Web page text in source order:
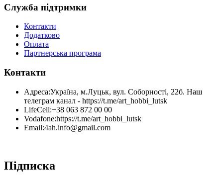
Служба підтримки
Контакти
Додатково
Оплата
Партнерська програма
Контакти
Адреса:Україна, м.Луцьк, вул. Соборності, 22б. Наш
телеграм канал - https://t.me/art_hobbi_lutsk
LifeCell:+38 063 872 00 00
Vodafone:https://t.me/art_hobbi_lutsk
Email:4ah.info@gmail.com
Підписка